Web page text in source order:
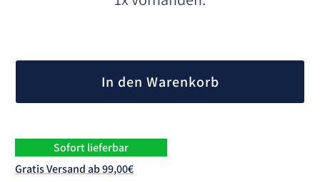
In den Warenkorb
Sofort lieferbar
Gratis Versand ab 99,00€